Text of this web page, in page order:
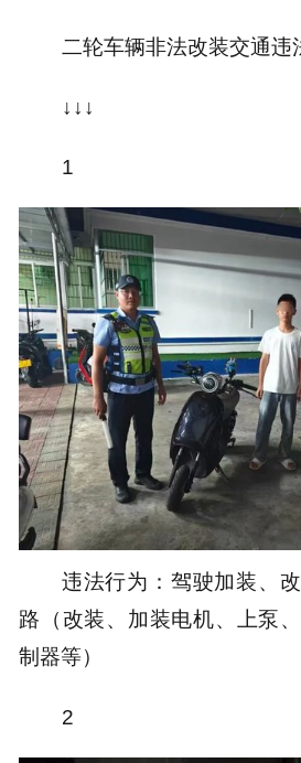
二轮车辆非法改装交通违
↓↓↓
1
违法行为：驾驶加装、
路（改装、加装电机、上泵
制器等）
2